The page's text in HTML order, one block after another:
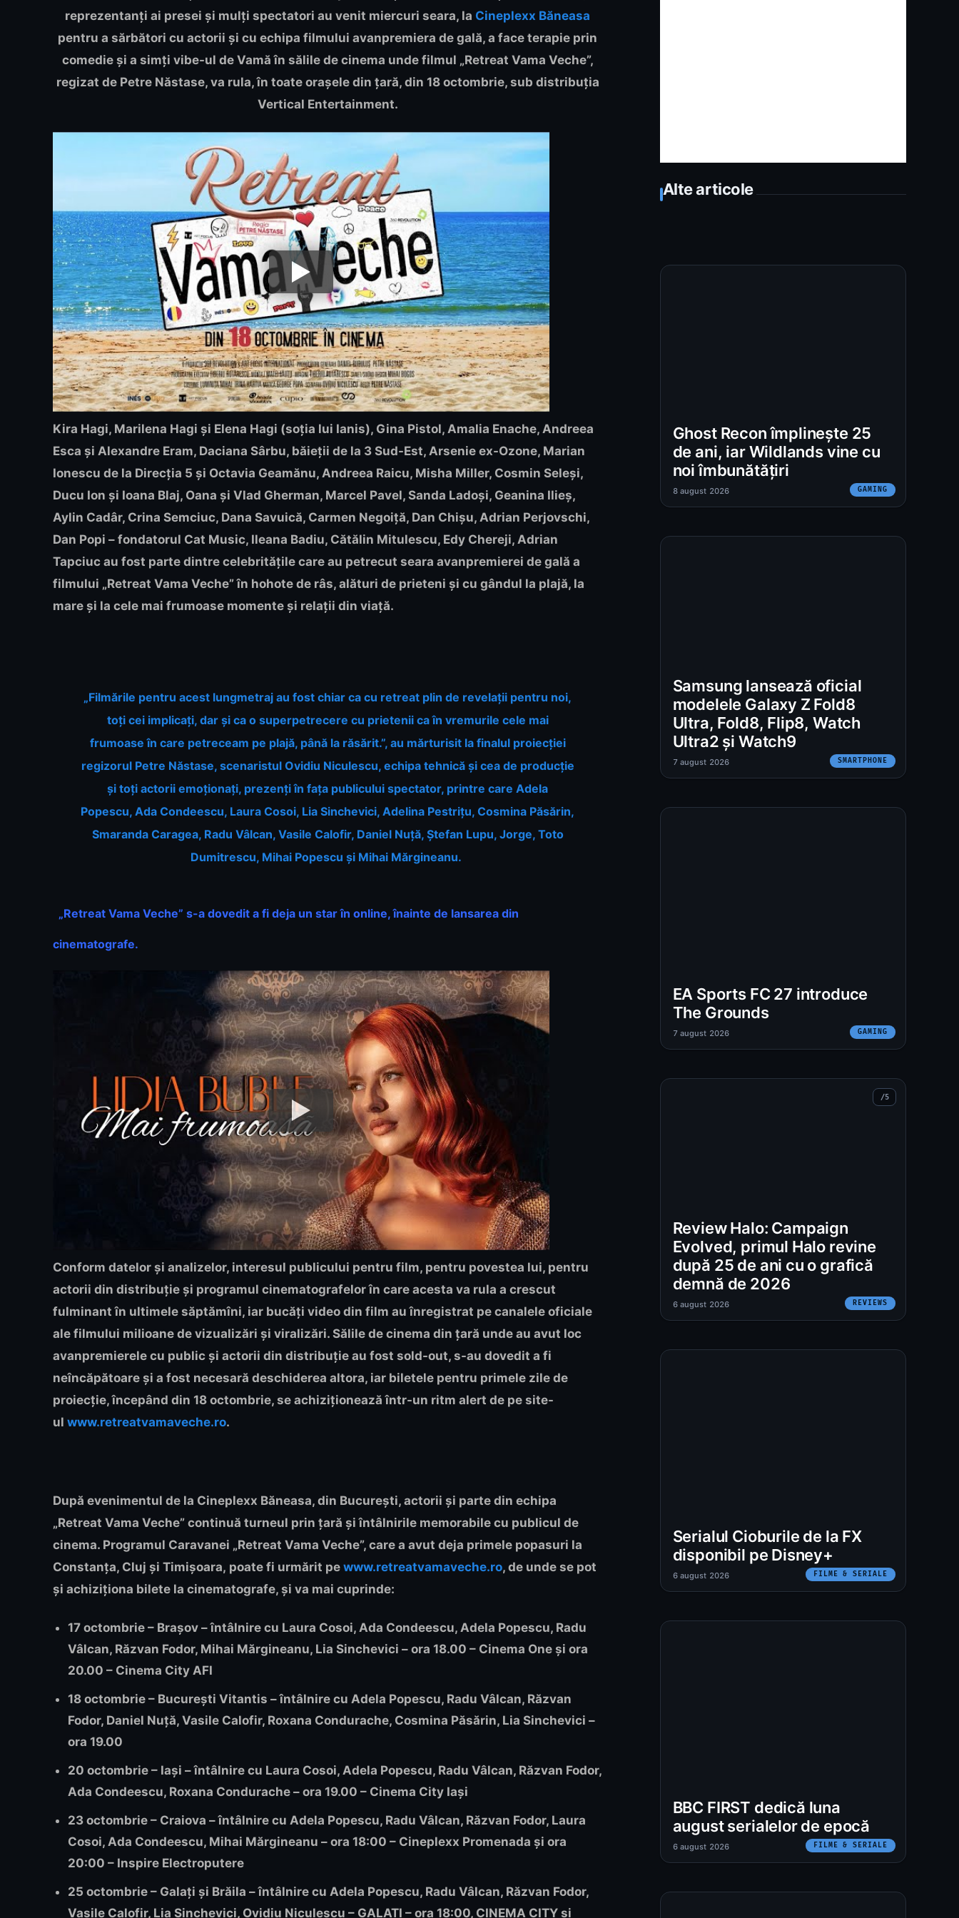
reprezentanți ai presei și mulți spectatori au venit miercuri seara, la Cineplexx Băneasa
pentru a sărbători cu actorii și cu echipa filmului avanpremiera de gală, a face terapie prin
comedie și a simți vibe-ul de Vamă în sălile de cinema unde filmul „Retreat Vama Veche”,
regizat de Petre Năstase, va rula, în toate orașele din țară, din 18 octombrie, sub distribuția
Vertical Entertainment.
Kira Hagi, Marilena Hagi și Elena Hagi (soția lui Ianis), Gina Pistol, Amalia Enache, Andreea
Esca și Alexandre Eram, Daciana Sârbu, băieții de la 3 Sud-Est, Arsenie ex-Ozone, Marian
Ionescu de la Direcția 5 și Octavia Geamănu, Andreea Raicu, Misha Miller, Cosmin Seleși,
Ducu Ion și Ioana Blaj, Oana și Vlad Gherman, Marcel Pavel, Sanda Ladoși, Geanina Ilieș,
Aylin Cadâr, Crina Semciuc, Dana Savuică, Carmen Negoiță, Dan Chișu, Adrian Perjovschi,
Dan Popi – fondatorul Cat Music, Ileana Badiu, Cătălin Mitulescu, Edy Chereji, Adrian
Tapciuc au fost parte dintre celebritățile care au petrecut seara avanpremierei de gală a
filmului „Retreat Vama Veche” în hohote de râs, alături de prieteni și cu gândul la plajă, la
mare și la cele mai frumoase momente și relații din viață.
„Filmările pentru acest lungmetraj au fost chiar ca cu retreat plin de revelații pentru noi,
toți cei implicați, dar și ca o superpetrecere cu prietenii ca în vremurile cele mai
frumoase în care petreceam pe plajă, până la răsărit.”, au mărturisit la finalul proiecției
regizorul Petre Năstase, scenaristul Ovidiu Niculescu, echipa tehnică și cea de producție
și toți actorii emoționați, prezenți în fața publicului spectator, printre care Adela
Popescu, Ada Condeescu, Laura Cosoi, Lia Sinchevici, Adelina Pestrițu, Cosmina Păsărin,
Smaranda Caragea, Radu Vâlcan, Vasile Calofir, Daniel Nuță, Ștefan Lupu, Jorge, Toto
Dumitrescu, Mihai Popescu și Mihai Mărgineanu.
„Retreat Vama Veche” s-a dovedit a fi deja un star în online, înainte de lansarea din
cinematografe.
Conform datelor și analizelor, interesul publicului pentru film, pentru povestea lui, pentru
actorii din distribuție și programul cinematografelor în care acesta va rula a crescut
fulminant în ultimele săptămîni, iar bucăți video din film au înregistrat pe canalele oficiale
ale filmului milioane de vizualizări și viralizări. Sălile de cinema din țară unde au avut loc
avanpremierele cu public și actorii din distribuție au fost sold-out, s-au dovedit a fi
neîncăpătoare și a fost necesară deschiderea altora, iar biletele pentru primele zile de
proiecție, începând din 18 octombrie, se achiziționează într-un ritm alert de pe site-
ul www.retreatvamaveche.ro.
După evenimentul de la Cineplexx Băneasa, din București, actorii și parte din echipa
„Retreat Vama Veche” continuă turneul prin țară și întâlnirile memorabile cu publicul de
cinema. Programul Caravanei „Retreat Vama Veche”, care a avut deja primele popasuri la
Constanța, Cluj și Timișoara, poate fi urmărit pe www.retreatvamaveche.ro, de unde se pot
și achiziționa bilete la cinematografe, și va mai cuprinde:
17 octombrie – Brașov – întâlnire cu Laura Cosoi, Ada Condeescu, Adela Popescu, Radu
Vâlcan, Răzvan Fodor, Mihai Mărgineanu, Lia Sinchevici – ora 18.00 – Cinema One și ora
20.00 – Cinema City AFI
18 octombrie – București Vitantis – întâlnire cu Adela Popescu, Radu Vâlcan, Răzvan
Fodor, Daniel Nuță, Vasile Calofir, Roxana Condurache, Cosmina Păsărin, Lia Sinchevici –
ora 19.00
20 octombrie – Iași – întâlnire cu Laura Cosoi, Adela Popescu, Radu Vâlcan, Răzvan Fodor,
Ada Condeescu, Roxana Condurache – ora 19.00 – Cinema City Iași
23 octombrie – Craiova – întâlnire cu Adela Popescu, Radu Vâlcan, Răzvan Fodor, Laura
Cosoi, Ada Condeescu, Mihai Mărgineanu – ora 18:00 – Cineplexx Promenada și ora
20:00 – Inspire Electroputere
25 octombrie – Galați și Brăila – întâlnire cu Adela Popescu, Radu Vâlcan, Răzvan Fodor,
Vasile Calofir, Lia Sinchevici, Ovidiu Niculescu – GALATI – ora 18:00, CINEMA CITY și
Alte articole
Ghost Recon împlinește 25
de ani, iar Wildlands vine cu
noi îmbunătățiri
GAMING
8 august 2026
Samsung lansează oficial
modelele Galaxy Z Fold8
Ultra, Fold8, Flip8, Watch
Ultra2 și Watch9
SMARTPHONE
7 august 2026
EA Sports FC 27 introduce
The Grounds
GAMING
7 august 2026
Review Halo: Campaign
Evolved, primul Halo revine
după 25 de ani cu o grafică
demnă de 2026
REVIEWS
6 august 2026
Serialul Cioburile de la FX
disponibil pe Disney+
FILME & SERIALE
6 august 2026
BBC FIRST dedică luna
august serialelor de epocă
FILME & SERIALE
6 august 2026